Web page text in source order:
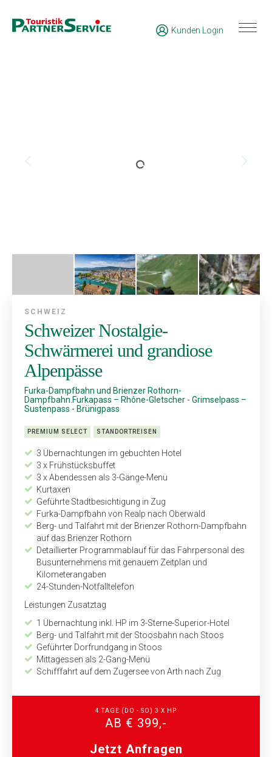
Kunden Login
SCHWEIZ
Schweizer Nostalgie-
Schwärmerei und grandiose
Alpenpässe
Furka-Dampfbahn und Brienzer Rothorn-
Dampfbahn.Furkapass – Rhône-Gletscher - Grimselpass –
Sustenpass - Brünigpass
PREMIUM SELECT STANDORTREISEN
3 Übernachtungen im gebuchten Hotel
3 x Frühstücksbuffet
3 x Abendessen als 3-Gänge-Menü
Kurtaxen
Geführte Stadtbesichtigung in Zug
Furka-Dampfbahn von Realp nach Oberwald
Berg- und Talfahrt mit der Brienzer Rothorn-Dampfbahn
auf das Brienzer Rothorn
Detaillierter Programmablauf für das Fahrpersonal des
Busunternehmens mit genauem Zeitplan und
Kilometerangaben
24-Stunden-Notfalltelefon
Leistungen Zusatztag
1 Übernachtung inkl. HP im 3-Sterne-Superior-Hotel
Berg- und Talfahrt mit der Stoosbahn nach Stoos
Geführter Dorfrundgang in Stoos
Mittagessen als 2-Gang-Menü
Schifffahrt auf dem Zugersee von Arth nach Zug
4 TAGE (DO - SO) 3 X HP
AB € 399,-
Jetzt Anfragen